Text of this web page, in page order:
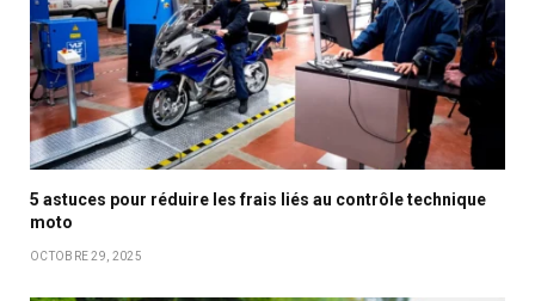
5 astuces pour réduire les frais liés au contrôle technique
moto
OCTOBRE 29, 2025